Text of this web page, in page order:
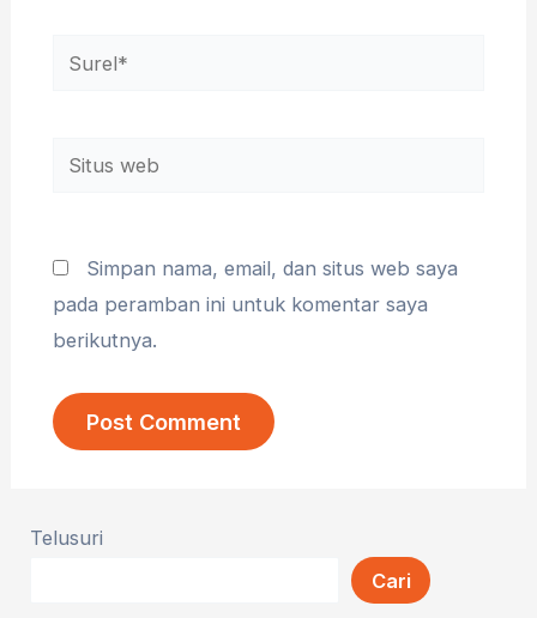
Surel*
Situs
Simpan nama, email, dan situs web saya
pada peramban ini untuk komentar saya
berikutnya.
Telusuri
Cari